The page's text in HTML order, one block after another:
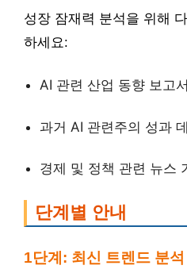
성장 잠재력 분석을 위해
하세요:
AI 관련 산업 동향 보고서
과거 AI 관련주의 성과
경제 및 정책 관련 뉴스
단계별 안내
1단계: 최신 트렌드 분석